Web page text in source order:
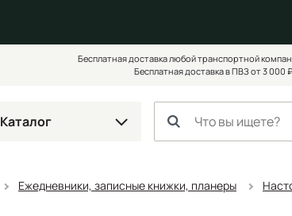
Бесплатная доставка любой транспортной
Бесплатная доставка в ПВЗ от 3 000 ₽
Каталог
Ежедневники, записные книжки, планеры